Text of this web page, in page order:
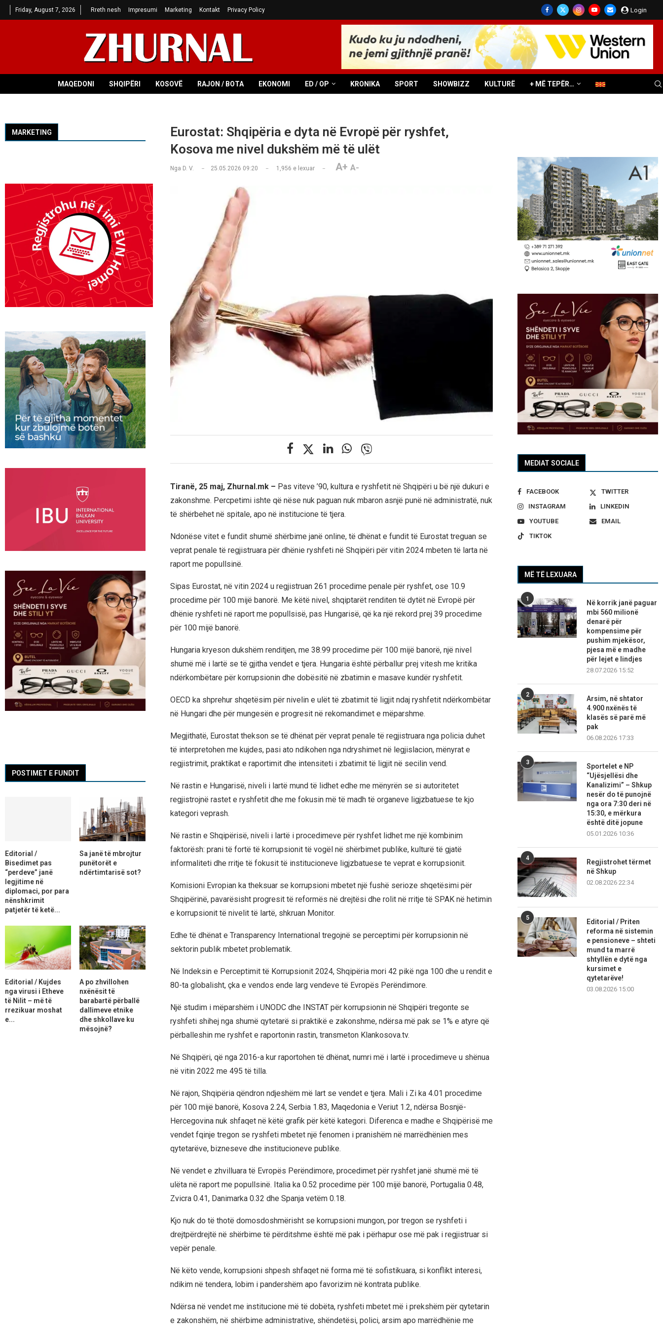
Friday, August 7, 2026 Rreth nesh Impresumi Marketing Kontakt Privacy Policy Login
MAQEDONI SHQIPËRI KOSOVË RAJON / BOTA EKONOMI ED / OP KRONIKA SPORT SHOWBIZZ KULTURË + MË TEPËR…
Eurostat: Shqipëria e dyta në Evropë për ryshfet,
Kosova me nivel dukshëm më të ulët
Nga D. V. 25.05.2026 09:20 1,956 e lexuar A+ A-
Tiranë, 25 maj, Zhurnal.mk – Pas viteve ’90, kultura e ryshfetit në Shqipëri u bë një dukuri e
zakonshme. Percpetimi ishte që nëse nuk paguan nuk mbaron asnjë punë në administratë, nuk
të shërbehet në spitale, apo në institucione të tjera.
Ndonëse vitet e fundit shumë shërbime janë online, të dhënat e fundit të Eurostat treguan se
veprat penale të regjistruara për dhënie ryshfeti në Shqipëri për vitin 2024 mbeten të larta në
raport me popullsinë.
Sipas Eurostat, në vitin 2024 u regjistruan 261 procedime penale për ryshfet, ose 10.9
procedime për 100 mijë banorë. Me këtë nivel, shqiptarët renditen të dytët në Evropë për
dhënie ryshfeti në raport me popullsisë, pas Hungarisë, që ka një rekord prej 39 procedime
për 100 mijë banorë.
Hungaria kryeson dukshëm renditjen, me 38.99 procedime për 100 mijë banorë, një nivel
shumë më i lartë se të gjitha vendet e tjera. Hungaria është përballur prej vitesh me kritika
ndërkombëtare për korrupsionin dhe dobësitë në zbatimin e masave kundër ryshfetit.
OECD ka shprehur shqetësim për nivelin e ulët të zbatimit të ligjit ndaj ryshfetit ndërkombëtar
në Hungari dhe për mungesën e progresit në rekomandimet e mëparshme.
Megjithatë, Eurostat thekson se të dhënat për veprat penale të regjistruara nga policia duhet
të interpretohen me kujdes, pasi ato ndikohen nga ndryshimet në legjislacion, mënyrat e
regjistrimit, praktikat e raportimit dhe intensiteti i zbatimit të ligjit në secilin vend.
Në rastin e Hungarisë, niveli i lartë mund të lidhet edhe me mënyrën se si autoritetet
regjistrojnë rastet e ryshfetit dhe me fokusin më të madh të organeve ligjzbatuese te kjo
kategori veprash.
Në rastin e Shqipërisë, niveli i lartë i procedimeve për ryshfet lidhet me një kombinim
faktorësh: prani të fortë të korrupsionit të vogël në shërbimet publike, kulturë të gjatë
informaliteti dhe rritje të fokusit të institucioneve ligjzbatuese te veprat e korrupsionit.
Komisioni Evropian ka theksuar se korrupsioni mbetet një fushë serioze shqetësimi për
Shqipërinë, pavarësisht progresit të reformës në drejtësi dhe rolit në rritje të SPAK në hetimin
e korrupsionit të nivelit të lartë, shkruan Monitor.
Edhe të dhënat e Transparency International tregojnë se perceptimi për korrupsionin në
sektorin publik mbetet problematik.
Në Indeksin e Perceptimit të Korrupsionit 2024, Shqipëria mori 42 pikë nga 100 dhe u rendit e
80-ta globalisht, çka e vendos ende larg vendeve të Evropës Perëndimore.
Një studim i mëparshëm i UNODC dhe INSTAT për korrupsionin në Shqipëri tregonte se
ryshfeti shihej nga shumë qytetarë si praktikë e zakonshme, ndërsa më pak se 1% e atyre që
përballeshin me ryshfet e raportonin rastin, transmeton Klankosova.tv.
Në Shqipëri, që nga 2016-a kur raportohen të dhënat, numri më i lartë i procedimeve u shënua
në vitin 2022 me 495 të tilla.
Në rajon, Shqipëria qëndron ndjeshëm më lart se vendet e tjera. Mali i Zi ka 4.01 procedime
për 100 mijë banorë, Kosova 2.24, Serbia 1.83, Maqedonia e Veriut 1.2, ndërsa Bosnjë-
Hercegovina nuk shfaqet në këtë grafik për këtë kategori. Diferenca e madhe e Shqipërisë me
vendet fqinje tregon se ryshfeti mbetet një fenomen i pranishëm në marrëdhënien mes
qytetarëve, bizneseve dhe institucioneve publike.
Në vendet e zhvilluara të Evropës Perëndimore, procedimet për ryshfet janë shumë më të
ulëta në raport me popullsinë. Italia ka 0.52 procedime për 100 mijë banorë, Portugalia 0.48,
Zvicra 0.41, Danimarka 0.32 dhe Spanja vetëm 0.18.
Kjo nuk do të thotë domosdoshmërisht se korrupsioni mungon, por tregon se ryshfeti i
drejtpërdrejtë në shërbime të përditshme është më pak i përhapur ose më pak i regjistruar si
vepër penale.
Në këto vende, korrupsioni shpesh shfaqet në forma më të sofistikuara, si konflikt interesi,
ndikim në tendera, lobim i pandershëm apo favorizim në kontrata publike.
Ndërsa në vendet me institucione më të dobëta, ryshfeti mbetet më i prekshëm për qytetarin
e zakonshëm, në shërbime administrative, shëndetësi, polici, arsim apo marrëdhënie me
MEDIAT SOCIALE
FACEBOOK
TWITTER
INSTAGRAM
LINKEDIN
YOUTUBE
EMAIL
TIKTOK
MË TË LEXUARA
1
Në korrik janë paguar
mbi 560 milionë
denarë për
kompensime për
pushim mjekësor,
pjesa më e madhe
për lejet e lindjes
28.07.2026 15:52
2
Arsim, në shtator
4.900 nxënës të
klasës së parë më
pak
06.08.2026 17:33
3
Sportelet e NP
“Ujësjellësi dhe
Kanalizimi” – Shkup
nesër do të punojnë
nga ora 7:30 deri në
15:30, e mërkura
është ditë jopune
05.01.2026 10:36
4
Regjistrohet tërmet
në Shkup
02.08.2026 22:34
5
Editorial / Priten
reforma në sistemin
e pensioneve – shteti
mund ta marrë
shtyllën e dytë nga
kursimet e
qytetarëve!
03.08.2026 15:00
MARKETING
POSTIMET E FUNDIT
Editorial /
Bisedimet pas
“perdeve” janë
legjitime në
diplomaci, por para
nënshkrimit
patjetër të ketë...
Sa janë të mbrojtur
punëtorët e
ndërtimtarisë sot?
Editorial / Kujdes
nga virusi i Etheve
të Nilit – më të
rrezikuar moshat
e...
A po zhvillohen
nxënësit të
barabartë përballë
dallimeve etnike
dhe shkollave ku
mësojnë?